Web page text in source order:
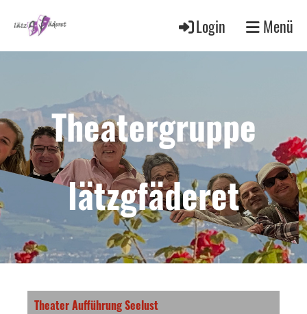
Login Menü
Theatergruppe
lätzgfäderet
Theater Aufführung Seelust